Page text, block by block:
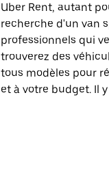
Uber Rent, autant
recherche d'un van
professionnels qui
trouverez des
tous modèles pour
et à votre budget. Il